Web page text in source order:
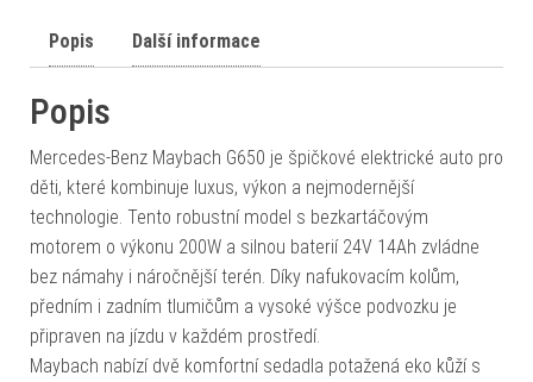
Popis Další informace
Popis
Mercedes-Benz Maybach G650 je špičkové elektrické auto pro
děti, které kombinuje luxus, výkon a nejmodernější
technologie. Tento robustní model s bezkartáčovým
motorem o výkonu 200W a silnou baterií 24V 14Ah zvládne
bez námahy i náročnější terén. Díky nafukovacím kolům,
předním i zadním tlumičům a vysoké výšce podvozku je
připraven na jízdu v každém prostředí.
Maybach nabízí dvě komfortní sedadla potažená eko kůží s